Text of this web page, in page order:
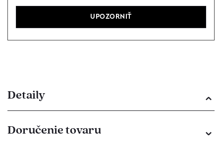
Detaily
Doručenie tovaru